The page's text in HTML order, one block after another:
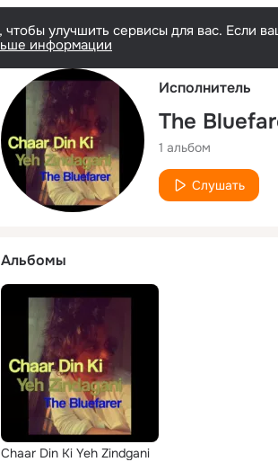
улучшить сервисы для вас. Если
информации
Исполнитель
The
1 альбом
Слушать
Альбомы
Chaar Din Ki Yeh Zindgani